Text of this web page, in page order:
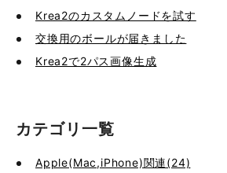
Krea2のカスタムノードを試す
交換用のボールが届きました
Krea2で2パス画像生成
カテゴリ一覧
Apple(Mac,iPhone)関連(24)